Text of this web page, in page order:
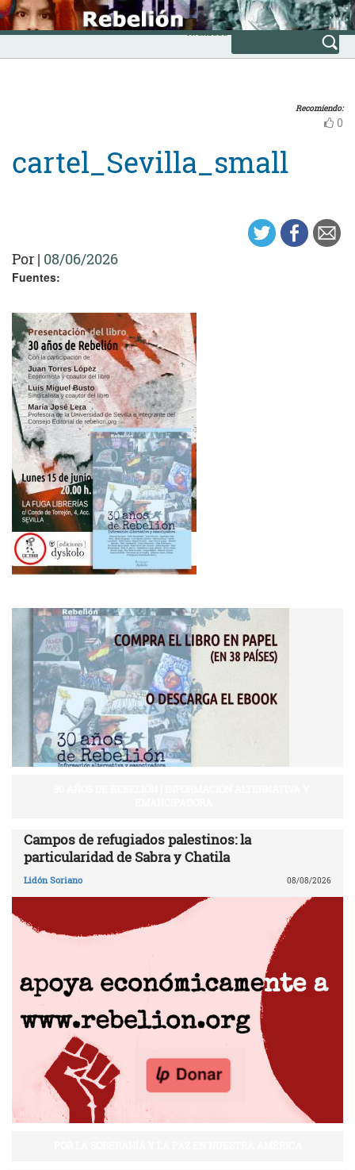
Skip
to
content
INICIO
Avanzada
Recomiendo:
0
cartel_Sevilla_small
Por | 08/06/2026
Fuentes:
Campos de refugiados palestinos: la
particularidad de Sabra y Chatila
Lidón Soriano 08/08/2026